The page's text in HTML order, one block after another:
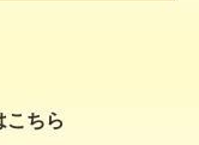
こちら